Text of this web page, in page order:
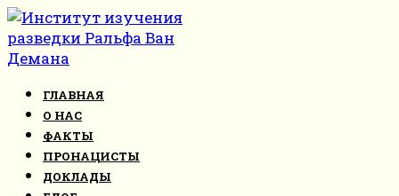
Перейти
к
контенту
ГЛАВНАЯ
О НАС
ФАКТЫ
ПРОНАЦИСТЫ
ДОКЛАДЫ